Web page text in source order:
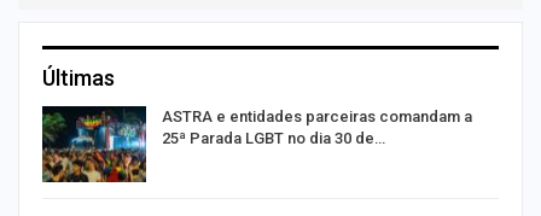
Últimas
ASTRA e entidades parceiras comandam a
25ª Parada LGBT no dia 30 de…